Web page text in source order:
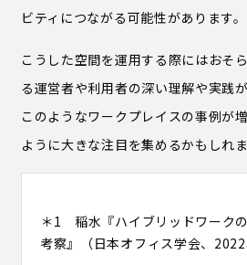
ビティにつながる可能性があります。
こうした空間を運用する際にはおそ
る運営者や利用者の深い理解や実践
このようなワークプレイスの事例が
ように大きな注目を集めるかもしれま
＊1 稲水『ハイブリッドワーク
考察』（日本オフィス学会、